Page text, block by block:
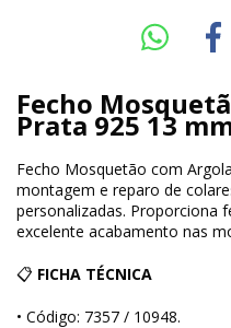
Fecho
Prata 925 13
Fecho Mosquetão com
montagem e reparo de
personalizadas. Proporciona
excelente acabamento nas
📋 FICHA TÉCNICA
• Código: 7357 / 10948.